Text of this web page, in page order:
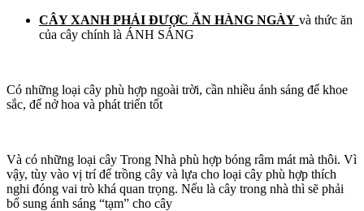
CÂY XANH PHẢI ĐƯỢC ĂN HÀNG NGÀY và thức ăn
của cây chính là ÁNH SÁNG
Có những loại cây phù hợp ngoài trời, cần nhiều ánh sáng để khoe
sắc, để nở hoa và phát triển tốt
Và có những loại cây Trong Nhà phù hợp bóng râm mát mà thôi. Vì
vậy, tùy vào vị trí để trồng cây và lựa cho loại cây phù hợp thích
nghi đóng vai trò khá quan trọng. Nếu là cây trong nhà thì sẽ phải
bổ sung ánh sáng “tạm” cho cây